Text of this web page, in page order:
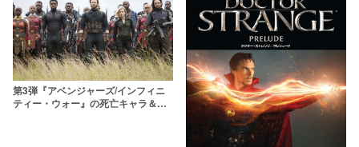
第3弾『アベンジャーズ/インフィニ
ティー・ウォー』の死亡キャラ＆生